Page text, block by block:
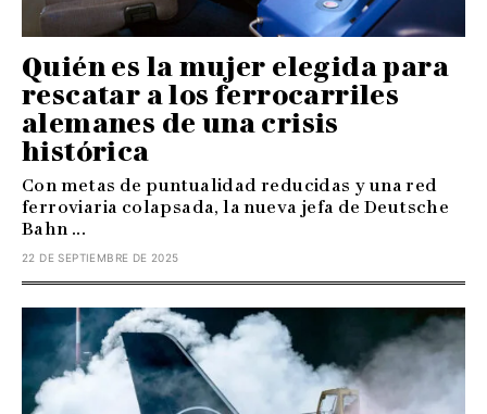
Quién es la mujer elegida para
rescatar a los ferrocarriles
alemanes de una crisis
histórica
Con metas de puntualidad reducidas y una red
ferroviaria colapsada, la nueva jefa de Deutsche
Bahn ...
22 DE SEPTIEMBRE DE 2025